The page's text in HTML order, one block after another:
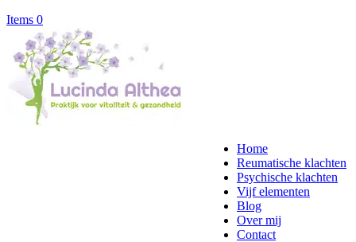
Items 0
Home
Reumatische klachten
Psychische klachten
Vijf elementen
Blog
Over mij
Contact